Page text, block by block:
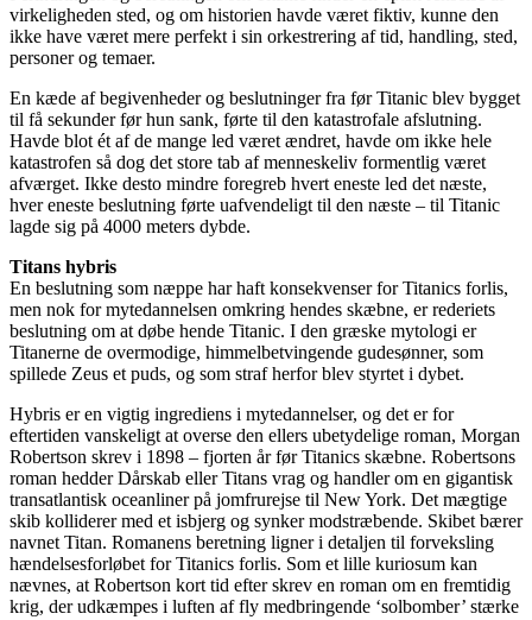
virkeligheden sted, og om historien havde været fiktiv, kunne den
ikke have været mere perfekt i sin orkestrering af tid, handling, sted,
personer og temaer.
En kæde af begivenheder og beslutninger fra før Titanic blev bygget
til få sekunder før hun sank, førte til den katastrofale afslutning.
Havde blot ét af de mange led været ændret, havde om ikke hele
katastrofen så dog det store tab af menneskeliv formentlig været
afværget. Ikke desto mindre foregreb hvert eneste led det næste,
hver eneste beslutning førte uafvendeligt til den næste – til Titanic
lagde sig på 4000 meters dybde.
Titans hybris
En beslutning som næppe har haft konsekvenser for Titanics forlis,
men nok for mytedannelsen omkring hendes skæbne, er rederiets
beslutning om at døbe hende Titanic. I den græske mytologi er
Titanerne de overmodige, himmelbetvingende gudesønner, som
spillede Zeus et puds, og som straf herfor blev styrtet i dybet.
Hybris er en vigtig ingrediens i mytedannelser, og det er for
eftertiden vanskeligt at overse den ellers ubetydelige roman, Morgan
Robertson skrev i 1898 – fjorten år før Titanics skæbne. Robertsons
roman hedder Dårskab eller Titans vrag og handler om en gigantisk
transatlantisk oceanliner på jomfrurejse til New York. Det mægtige
skib kolliderer med et isbjerg og synker modstræbende. Skibet bærer
navnet Titan. Romanens beretning ligner i detaljen til forveksling
hændelsesforløbet for Titanics forlis. Som et lille kuriosum kan
nævnes, at Robertson kort tid efter skrev en roman om en fremtidig
krig, der udkæmpes i luften af fly medbringende ‘solbomber’ stærke